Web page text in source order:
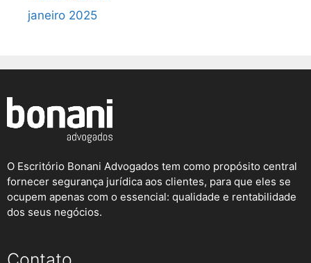
janeiro 2025
O Escritório Bonani Advogados tem como propósito central
fornecer segurança jurídica aos clientes, para que eles se
ocupem apenas com o essencial: qualidade e rentabilidade
dos seus negócios.